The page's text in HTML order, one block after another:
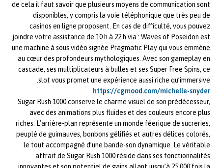
de cela il faut savoir que plusieurs moyens de communication sont
disponibles, y compris la voie téléphonique que très peu de
casinos en ligne proposent. En cas de difficulté, vous pouvez
joindre votre assistance de 10 h à 22 h via : Waves of Poseidon est
une machine à sous vidéo signée Pragmatic Play qui vous emmène
au cœur des profondeurs mythologiques. Avec son gameplay en
cascade, ses multiplicateurs à bulles et ses Super Free Spins, ce
slot vous promet une expérience aussi riche qu’immersive.
https://cgmood.com/michelle-snyder
Sugar Rush 1000 conserve le charme visuel de son prédécesseur,
avec des animations plus fluides et des couleurs encore plus
riches. L’arrière-plan représente un monde féerique de sucreries,
peuplé de guimauves, bonbons gélifiés et autres délices colorés,
le tout accompagné d’une bande-son dynamique. Le véritable
attrait de Sugar Rush 1000 réside dans ses fonctionnalités